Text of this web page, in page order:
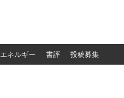
エネルギー 書評 投稿募集